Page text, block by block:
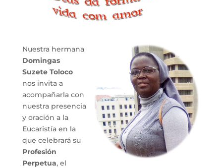
Nuestra hermana
Domingas
Suzete Toloco
nos invita a
acompañarla con
nuestra presencia
y oración a la
Eucaristía en la
que celebrará su
Profesión
Perpetua, el